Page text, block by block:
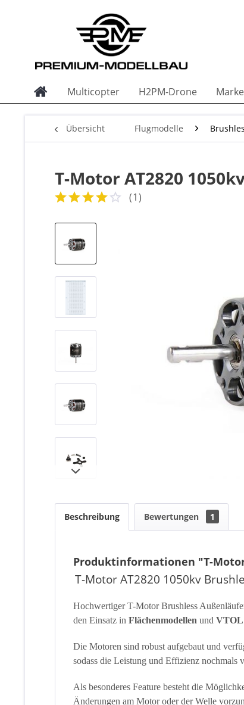
Multicopter H2PM-Drone
Übersicht Flugmodelle
T-Motor AT2820
(1)
Beschreibung Bewertungen 1
Produktinformationen "T-Motor
T-Motor AT2820 1050kv
Hochwertiger T-Motor Brushless
den Einsatz in Flächenmodellen und VTOL
Die Motoren sind robust aufgebaut und
sodass die Leistung und Effizienz nochmals
Als besonderes Feature besteht die
Änderungen am Motor oder der Welle